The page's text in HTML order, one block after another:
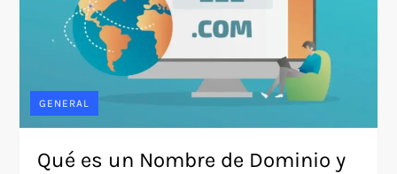
GENERAL
Qué es un Nombre de Dominio y